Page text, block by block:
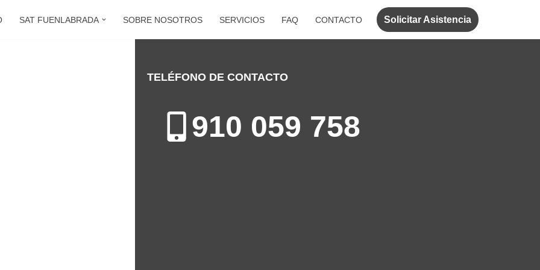
SAT FUENLABRADA SOBRE NOSOTROS SERVICIOS FAQ CONTACTO Solicitar Asistencia
TELÉFONO DE CONTACTO
910 059 758